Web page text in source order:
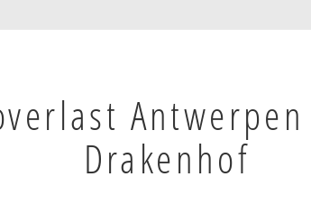
Drakenhof